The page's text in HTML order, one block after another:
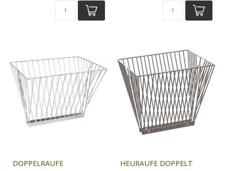
DOPPELRAUFE HEURAUFE DOPPELT